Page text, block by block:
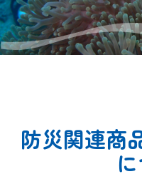
防災関連商